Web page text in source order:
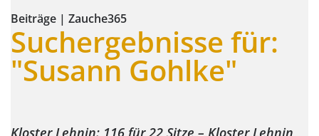
Beiträge | Zauche365
Suchergebnisse für:
"Susann Gohlke"
Kloster Lehnin: 116 für 22 Sitze – Kloster Lehnin